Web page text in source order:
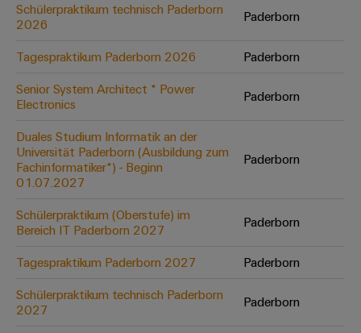
bestückte
Gehäuse
Kabelkonfektionierung
Produktinnovationen
Ihre Industrie.
im Bereich
Industrial
Schülerpraktikum technisch Paderborn
2026
Paderborn
Tagespraktikum Paderborn 2026
Paderborn
Senior System Architect * Power
Electronics
Paderborn
Duales Studium Informatik an der
Universität Paderborn (Ausbildung zum
Fachinformatiker*) - Beginn
01.07.2027
Paderborn
Schülerpraktikum (Oberstufe) im
Bereich IT Paderborn 2027
Paderborn
Tagespraktikum Paderborn 2027
Paderborn
Schülerpraktikum technisch Paderborn
2027
Paderborn